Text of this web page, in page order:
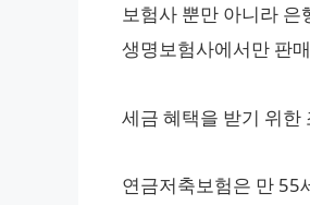
보험사 뿐만 아니라
생명보험사에서만 판
세금 혜택을 받기 위한
연금저축보험은 만 55